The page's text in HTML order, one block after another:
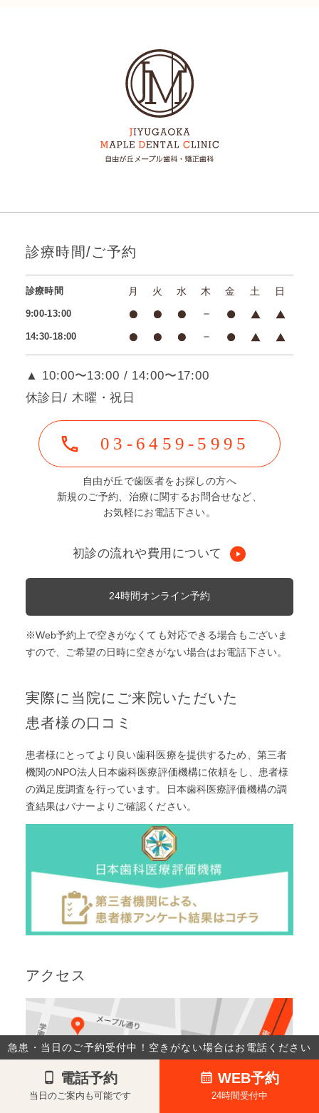
急患・当日のご予約受付中！空きがない場合はお電話ください
電話予約
当日のご案内も可能です
WEB予約
24時間受付中
診療時間/ご予約
診療時間 月 火 水 木 金 土 日
9:00-13:00
14:30-18:00
▲ 10:00〜13:00 / 14:00〜17:00
休診日/ 木曜・祝日
03-6459-5995
自由が丘で歯医者をお探しの方へ
新規のご予約、治療に関するお問合せなど、
お気軽にお電話下さい。
初診の流れや費用について
24時間オンライン予約
※Web予約上で空きがなくても対応できる場合もございま
すので、ご希望の日時に空きがない場合はお電話下さい。
実際に当院にご来院いただいた
患者様の口コミ
患者様にとってより良い歯科医療を提供するため、第三者
機関のNPO法人日本歯科医療評価機構に依頼をし、患者様
の満足度調査を⾏っています。日本歯科医療評価機構の調
査結果はバナーよりご確認ください。
アクセス